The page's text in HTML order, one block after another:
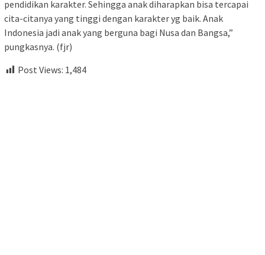
pendidikan karakter. Sehingga anak diharapkan bisa tercapai
cita-citanya yang tinggi dengan karakter yg baik. Anak
Indonesia jadi anak yang berguna bagi Nusa dan Bangsa,”
pungkasnya. (fjr)
Post Views: 1,484